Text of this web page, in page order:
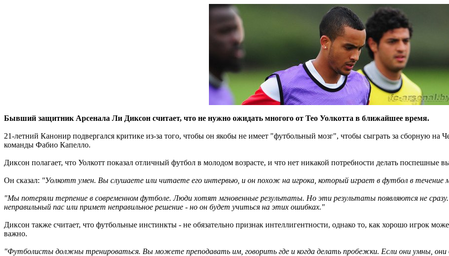
Бывший защитник Арсенала Ли Диксон считает, что не нужно ожидать многого от Тео Уолкотта в ближайшее время.
21-летний Канонир подвергался критике из-за того, чтобы он якобы не имеет "футбольный мозг", чтобы сыграть за сборную
команды Фабио Капелло.
Диксон полагает, что Уолкотт показал отличный футбол в молодом возрасте, и что нет никакой потребности делать поспешные
Он сказал: "Уолкотт умен. Вы слушаете или читаете его интервью, и он похож на игрока, который играет в футбол в течение
"Мы потеряли терпение в современном футболе. Люди хотят мгновенные результаты. Но эти результаты появляются не
неправильный пас или примет неправильное решение - но он будет учиться на этих ошибках."
Диксон также считает, что футбольные инстинкты - не обязательно признак интеллигентности, однако то, как хорошо игрок
важно.
"Футболисты должны тренироваться. Вы можете преподавать им, говорить где и когда делать пробежки. Если они умны,